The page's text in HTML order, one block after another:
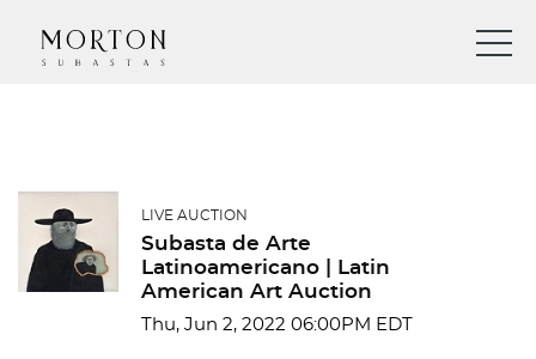
LIVE AUCTION
Subasta de Arte
Latinoamericano | Latin
American Art Auction
Thu, Jun 2, 2022 06:00PM EDT